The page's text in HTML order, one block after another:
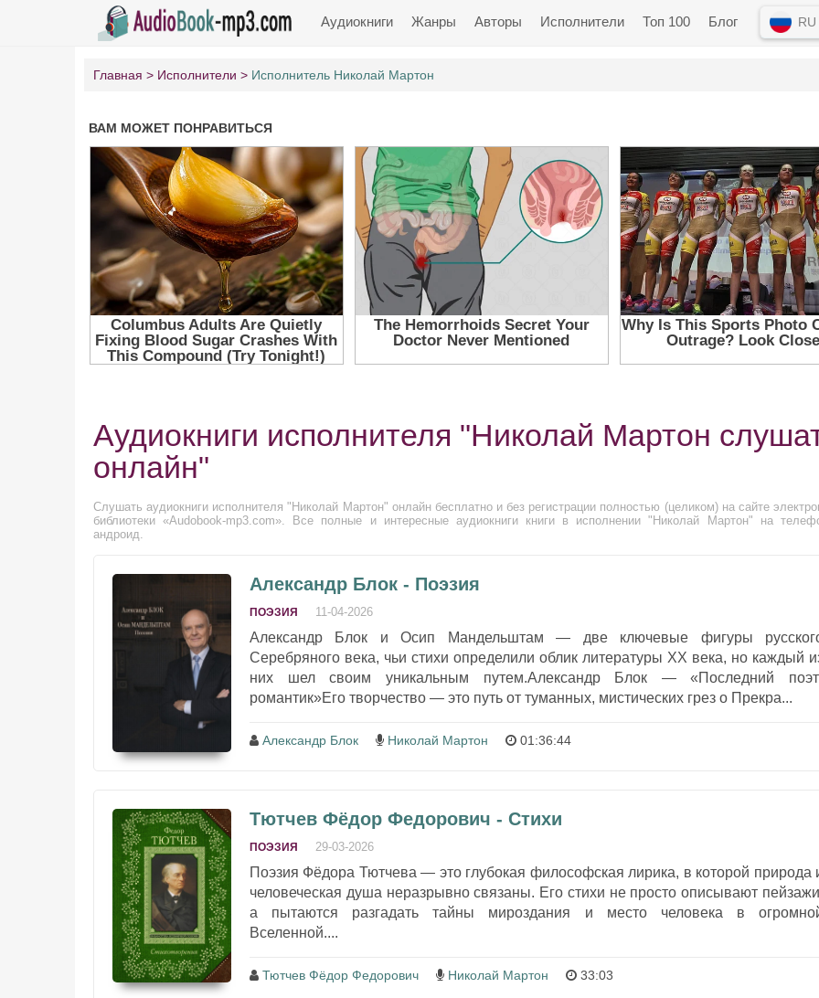
Аудиокниги Жанры Авторы Исполнители Топ 100 Блог RU
Главная Исполнители Исполнитель Николай Мартон
Аудиокниги исполнителя "Николай Мартон
онлайн"
Слушать аудиокниги исполнителя "Николай Мартон" онлайн бесплатно и без регистрации полностью (целиком) на сайте
библиотеки «Audobook-mp3.com». Все полные и интересные аудиокниги книги в исполнении "Николай Мартон" на
андроид.
Александр Блок - Поэзия
ПОЭЗИЯ 11-04-2026
Александр Блок и Осип Мандельштам — две ключевые фигуры
Серебряного века, чьи стихи определили облик литературы XX века, но каждый
них шел своим уникальным путем.Александр Блок — «Последний
романтик»Его творчество — это путь от туманных, мистических грез о Прекра...
Александр Блок Николай Мартон 01:36:44
Тютчев Фёдор Федорович - Стихи
ПОЭЗИЯ 29-03-2026
Поэзия Фёдора Тютчева — это глубокая философская лирика, в которой природа
человеческая душа неразрывно связаны. Его стихи не просто описывают
а пытаются разгадать тайны мироздания и место человека в
Вселенной....
Тютчев Фёдор Федорович Николай Мартон 33:03